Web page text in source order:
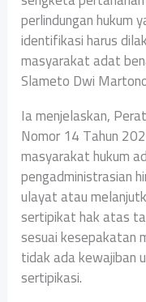
perlindungan hukum
identifikasi harus
masyarakat adat
Slameto Dwi
Ia menjelaskan,
Nomor 14 Tahun
masyarakat hukum
pengadministrasian
ulayat atau
sertipikat hak atas
sesuai kesepakatan
tidak ada kewajiban
sertipikasi.